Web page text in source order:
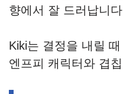
향에서 잘 드러납니
Kiki는 결정을 내릴
엔프피 캐릭터와 겹